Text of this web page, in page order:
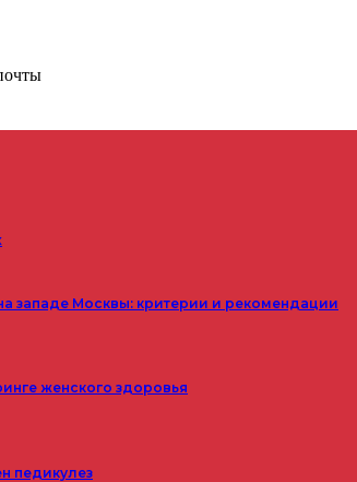
западе Москвы: критерии и рекомендации
женского здоровья
педикулез